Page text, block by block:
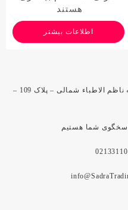
هستند
اطلاعات بیشتر
آدرس: تهران – خیابان امیرکبیر – کوجه ناظم الاطباء شمالی – پلاک 109 –